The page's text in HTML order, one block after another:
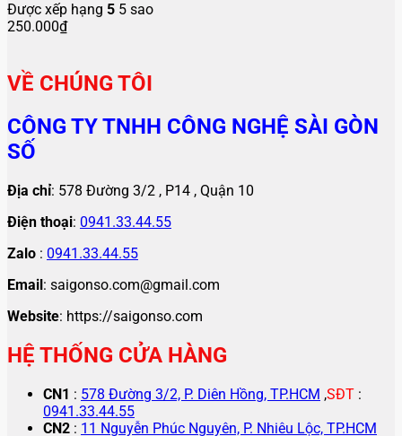
Được xếp hạng 5 5 sao
250.000₫
VỀ CHÚNG TÔI
CÔNG TY TNHH CÔNG NGHỆ SÀI GÒN
SỐ
Địa chỉ: 578 Đường 3/2 , P14 , Quận 10
Điện thoại: 0941.33.44.55
Zalo : 0941.33.44.55
Email: saigonso.com@gmail.com
Website: https://saigonso.com
HỆ THỐNG CỬA HÀNG
CN1 : 578 Đường 3/2, P. Diên Hồng, TP.HCM ,SĐT :
0941.33.44.55
CN2 : 11 Nguyễn Phúc Nguyên, P. Nhiêu Lộc, TP.HCM